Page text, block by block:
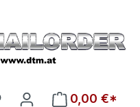
Du hast 0 Produkte auf
0,00 €*